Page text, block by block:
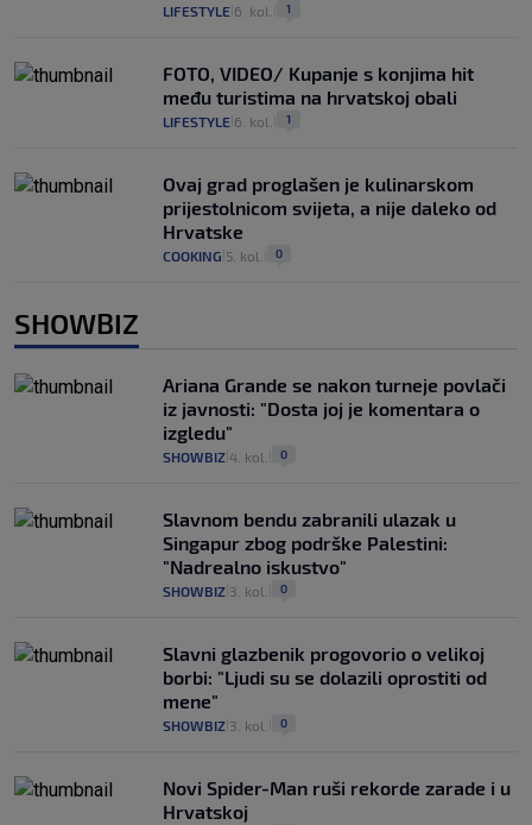
LIFESTYLE 6. kol. 1
FOTO, VIDEO/ Kupanje s konjima hit
među turistima na hrvatskoj obali
LIFESTYLE 6. kol. 1
Ovaj grad proglašen je kulinarskom
prijestolnicom svijeta, a nije daleko od
Hrvatske
COOKING 5. kol. 0
SHOWBIZ
Ariana Grande se nakon turneje povlači
iz javnosti: "Dosta joj je komentara o
izgledu"
SHOWBIZ 4. kol. 0
Slavnom bendu zabranili ulazak u
Singapur zbog podrške Palestini:
"Nadrealno iskustvo"
SHOWBIZ 3. kol. 0
Slavni glazbenik progovorio o velikoj
borbi: "Ljudi su se dolazili oprostiti od
mene"
SHOWBIZ 3. kol. 0
Novi Spider-Man ruši rekorde zarade i u
Hrvatskoj